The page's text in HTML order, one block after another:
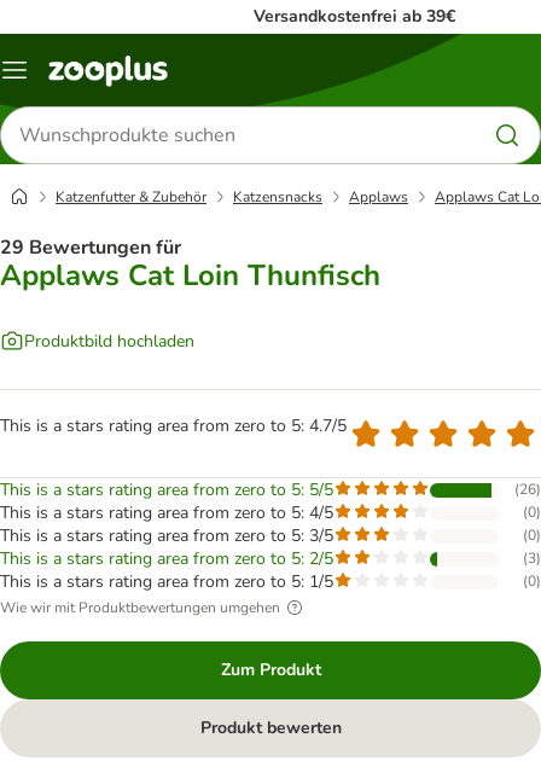
Versandkostenfrei ab 39€
Menü
Produkte
suchen
Katzenfutter & Zubehör Katzensnacks Applaws Applaws Cat
29 Bewertungen für
Applaws Cat Loin Thunfisch
Produktbild hochladen
This is a stars rating area from zero to 5: 4.7/5
This is a stars rating area from zero to 5: 5/5 (26)
This is a stars rating area from zero to 5: 4/5 (0)
This is a stars rating area from zero to 5: 3/5 (0)
This is a stars rating area from zero to 5: 2/5 (3)
This is a stars rating area from zero to 5: 1/5 (0)
Wie wir mit Produktbewertungen umgehen
Zum Produkt
Produkt bewerten